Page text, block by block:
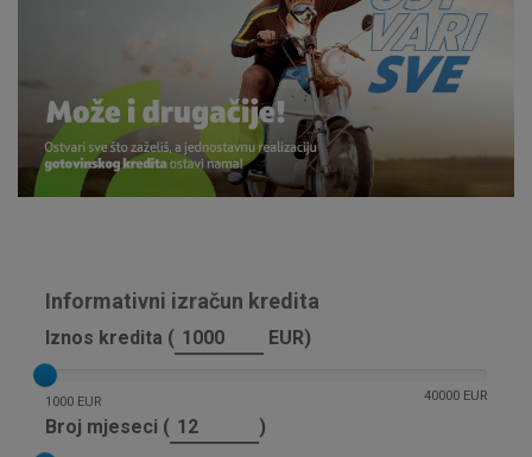
Informativni izračun kredita
Iznos kredita ( EUR)
1000 EUR 40000 EUR
Broj mjeseci ( )